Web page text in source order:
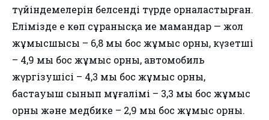
түйіндемелерін белсенді түрде орналастырған.
Елімізде ең көп сұранысқа ие мамандар — жол
жұмысшысы – 6,8 мың бос жұмыс орны, күзетші
– 4,9 мың бос жұмыс орны, автомобиль
жүргізушісі – 4,3 мың бос жұмыс орны,
бастауыш сынып мұғалімі – 3,3 мың бос жұмыс
орны және медбике – 2,9 мың бос жұмыс орны.